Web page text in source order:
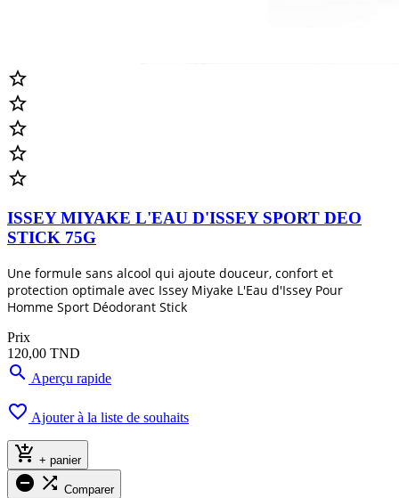





ISSEY MIYAKE L'EAU D'ISSEY SPORT DEO
STICK 75G
Une formule sans alcool qui ajoute douceur, confort et
protection optimale avec Issey Miyake L'Eau d'Issey Pour
Homme Sport Déodorant Stick
Prix
120,00 TND
 Aperçu rapide
 Ajouter à la liste de souhaits
 + panier
  Comparer